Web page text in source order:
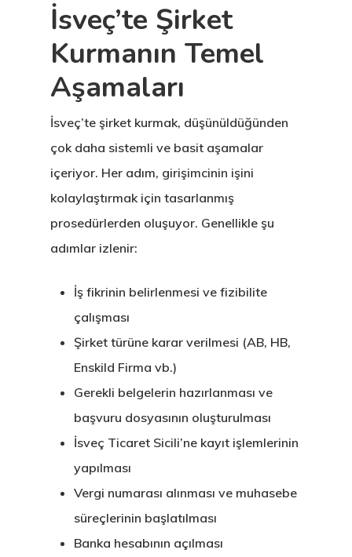
İsveç’te Şirket
Kurmanın Temel
Aşamaları
İsveç’te şirket kurmak, düşünüldüğünden
çok daha sistemli ve basit aşamalar
içeriyor. Her adım, girişimcinin işini
kolaylaştırmak için tasarlanmış
prosedürlerden oluşuyor. Genellikle şu
adımlar izlenir:
İş fikrinin belirlenmesi ve fizibilite
çalışması
Şirket türüne karar verilmesi (AB, HB,
Enskild Firma vb.)
Gerekli belgelerin hazırlanması ve
başvuru dosyasının oluşturulması
İsveç Ticaret Sicili’ne kayıt işlemlerinin
yapılması
Vergi numarası alınması ve muhasebe
süreçlerinin başlatılması
Banka hesabının açılması